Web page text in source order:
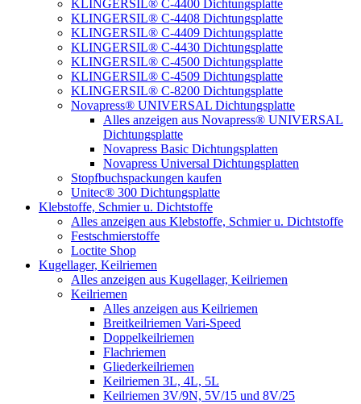
KLINGERSIL® C-4400 Dichtungsplatte
KLINGERSIL® C-4408 Dichtungsplatte
KLINGERSIL® C-4409 Dichtungsplatte
KLINGERSIL® C-4430 Dichtungsplatte
KLINGERSIL® C-4500 Dichtungsplatte
KLINGERSIL® C-4509 Dichtungsplatte
KLINGERSIL® C-8200 Dichtungsplatte
Novapress® UNIVERSAL Dichtungsplatte
Alles anzeigen aus Novapress® UNIVERSAL
Dichtungsplatte
Novapress Basic Dichtungsplatten
Novapress Universal Dichtungsplatten
Stopfbuchspackungen kaufen
Unitec® 300 Dichtungsplatte
Klebstoffe, Schmier u. Dichtstoffe
Alles anzeigen aus Klebstoffe, Schmier u. Dichtstoffe
Festschmierstoffe
Loctite Shop
Kugellager, Keilriemen
Alles anzeigen aus Kugellager, Keilriemen
Keilriemen
Alles anzeigen aus Keilriemen
Breitkeilriemen Vari-Speed
Doppelkeilriemen
Flachriemen
Gliederkeilriemen
Keilriemen 3L, 4L, 5L
Keilriemen 3V/9N, 5V/15 und 8V/25